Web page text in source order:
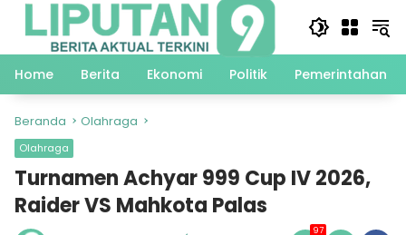
Langsung
Home
Berita Ekonomi Politik Pemerintahan
Beranda Olahraga
Olahraga
Turnamen Achyar 999 Cup IV 2026,
Raider VS Mahkota Palas
97